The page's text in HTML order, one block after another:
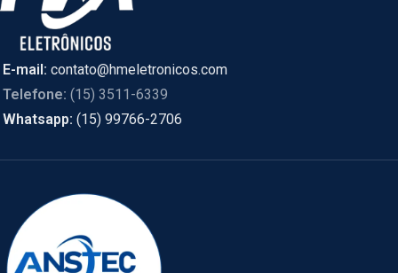
E-mail: contato@hmeletronicos.com
Telefone: (15) 3511-6339
Whatsapp: (15) 99766-2706